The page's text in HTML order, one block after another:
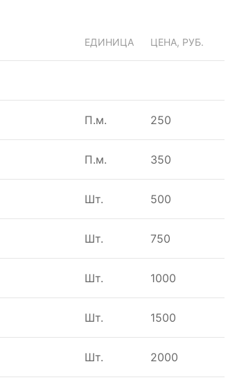
ЕДИНИЦА ЦЕНА, РУБ.
П.м. 250
П.м. 350
Шт. 500
Шт. 750
Шт. 1000
Шт. 1500
Шт. 2000